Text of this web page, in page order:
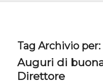
Tag Archivio per:
Auguri di
Direttore